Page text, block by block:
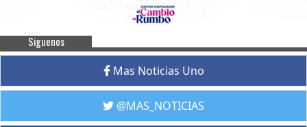
Siguenos
Mas Noticias Uno
@MAS_NOTICIAS